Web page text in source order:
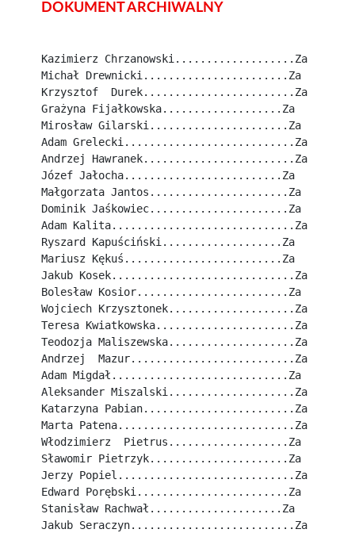
DOKUMENT ARCHIWALNY
Kazimierz Chrzanowski...................Za
Michał Drewnicki.......................Za
Krzysztof  Durek........................Za
Grażyna Fijałkowska...................Za
Mirosław Gilarski......................Za
Adam Grelecki...........................Za
Andrzej Hawranek........................Za
Józef Jałocha.........................Za
Małgorzata Jantos......................Za
Dominik Jaśkowiec......................Za
Adam Kalita.............................Za
Ryszard Kapuściński...................Za
Mariusz Kękuś.........................Za
Jakub Kosek.............................Za
Bolesław Kosior........................Za
Wojciech Krzysztonek....................Za
Teresa Kwiatkowska......................Za
Teodozja Maliszewska....................Za
Andrzej  Mazur..........................Za
Adam Migdał............................Za
Aleksander Miszalski....................Za
Katarzyna Pabian........................Za
Marta Patena............................Za
Włodzimierz  Pietrus...................Za
Sławomir Pietrzyk......................Za
Jerzy Popiel............................Za
Edward Porębski........................Za
Stanisław Rachwał.....................Za
Jakub Seraczyn..........................Za